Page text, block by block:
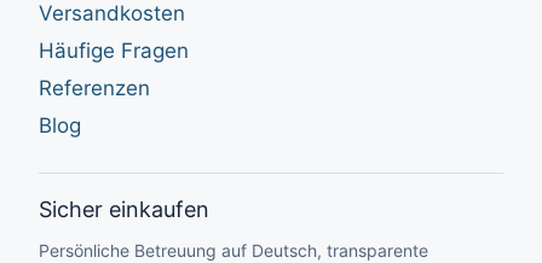
Versandkosten
Häufige Fragen
Referenzen
Blog
Sicher einkaufen
Persönliche Betreuung auf Deutsch, transparente